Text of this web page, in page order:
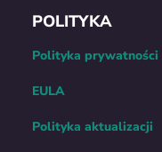
POLITYKA
Polityka prywatności
EULA
Polityka aktualizacji